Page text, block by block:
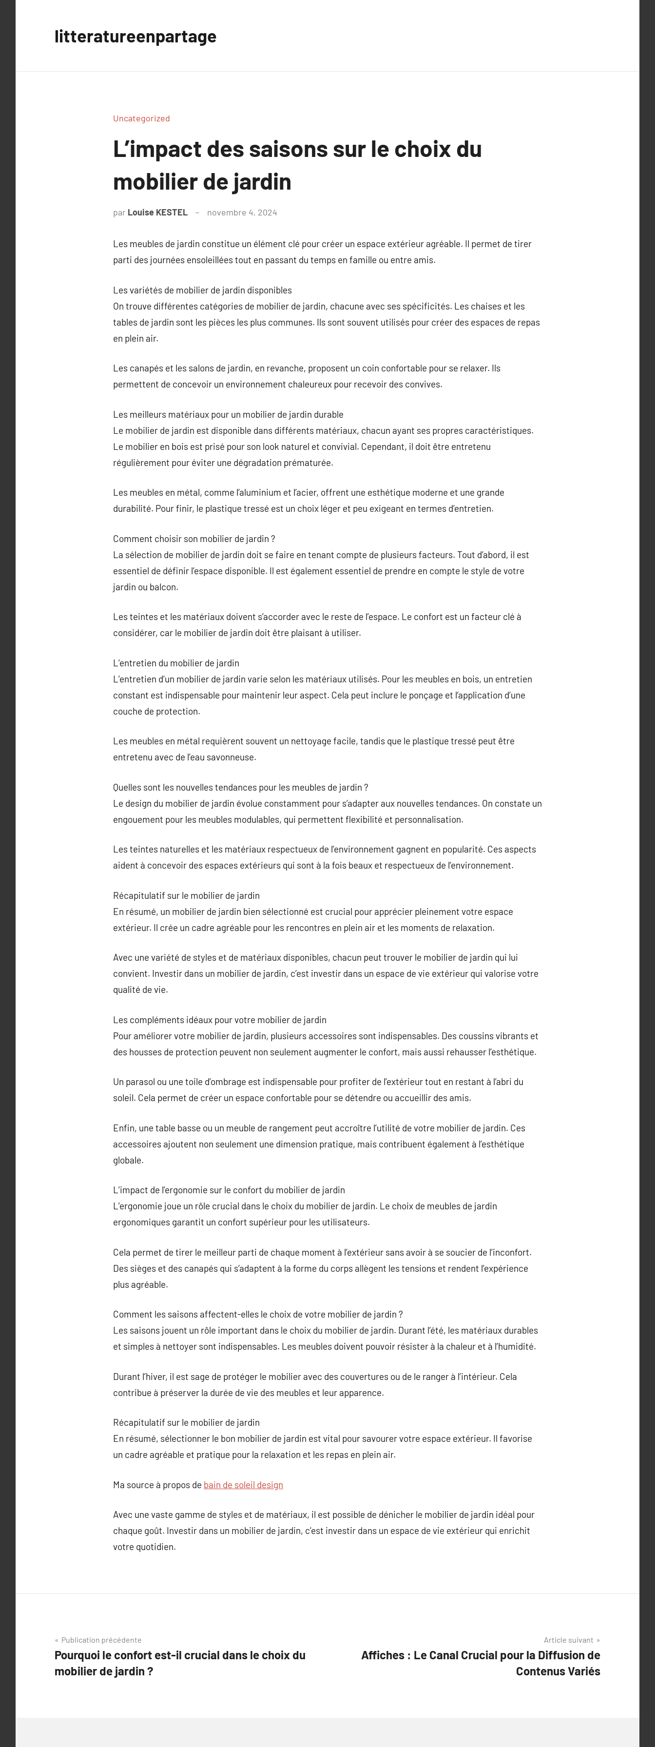
litteratureenpartage
Uncategorized
L’impact des saisons sur le choix du
mobilier de jardin
par Louise KESTEL novembre 4, 2024
Les meubles de jardin constitue un élément clé pour créer un espace extérieur agréable. Il permet de tirer
parti des journées ensoleillées tout en passant du temps en famille ou entre amis.
Les variétés de mobilier de jardin disponibles
On trouve différentes catégories de mobilier de jardin, chacune avec ses spécificités. Les chaises et les
tables de jardin sont les pièces les plus communes. Ils sont souvent utilisés pour créer des espaces de repas
en plein air.
Les canapés et les salons de jardin, en revanche, proposent un coin confortable pour se relaxer. Ils
permettent de concevoir un environnement chaleureux pour recevoir des convives.
Les meilleurs matériaux pour un mobilier de jardin durable
Le mobilier de jardin est disponible dans différents matériaux, chacun ayant ses propres caractéristiques.
Le mobilier en bois est prisé pour son look naturel et convivial. Cependant, il doit être entretenu
régulièrement pour éviter une dégradation prématurée.
Les meubles en métal, comme l’aluminium et l’acier, offrent une esthétique moderne et une grande
durabilité. Pour finir, le plastique tressé est un choix léger et peu exigeant en termes d’entretien.
Comment choisir son mobilier de jardin ?
La sélection de mobilier de jardin doit se faire en tenant compte de plusieurs facteurs. Tout d’abord, il est
essentiel de définir l’espace disponible. Il est également essentiel de prendre en compte le style de votre
jardin ou balcon.
Les teintes et les matériaux doivent s’accorder avec le reste de l’espace. Le confort est un facteur clé à
considérer, car le mobilier de jardin doit être plaisant à utiliser.
L’entretien du mobilier de jardin
L’entretien d’un mobilier de jardin varie selon les matériaux utilisés. Pour les meubles en bois, un entretien
constant est indispensable pour maintenir leur aspect. Cela peut inclure le ponçage et l’application d’une
couche de protection.
Les meubles en métal requièrent souvent un nettoyage facile, tandis que le plastique tressé peut être
entretenu avec de l’eau savonneuse.
Quelles sont les nouvelles tendances pour les meubles de jardin ?
Le design du mobilier de jardin évolue constamment pour s’adapter aux nouvelles tendances. On constate un
engouement pour les meubles modulables, qui permettent flexibilité et personnalisation.
Les teintes naturelles et les matériaux respectueux de l’environnement gagnent en popularité. Ces aspects
aident à concevoir des espaces extérieurs qui sont à la fois beaux et respectueux de l’environnement.
Récapitulatif sur le mobilier de jardin
En résumé, un mobilier de jardin bien sélectionné est crucial pour apprécier pleinement votre espace
extérieur. Il crée un cadre agréable pour les rencontres en plein air et les moments de relaxation.
Avec une variété de styles et de matériaux disponibles, chacun peut trouver le mobilier de jardin qui lui
convient. Investir dans un mobilier de jardin, c’est investir dans un espace de vie extérieur qui valorise votre
qualité de vie.
Les compléments idéaux pour votre mobilier de jardin
Pour améliorer votre mobilier de jardin, plusieurs accessoires sont indispensables. Des coussins vibrants et
des housses de protection peuvent non seulement augmenter le confort, mais aussi rehausser l’esthétique.
Un parasol ou une toile d’ombrage est indispensable pour profiter de l’extérieur tout en restant à l’abri du
soleil. Cela permet de créer un espace confortable pour se détendre ou accueillir des amis.
Enfin, une table basse ou un meuble de rangement peut accroître l’utilité de votre mobilier de jardin. Ces
accessoires ajoutent non seulement une dimension pratique, mais contribuent également à l’esthétique
globale.
L’impact de l’ergonomie sur le confort du mobilier de jardin
L’ergonomie joue un rôle crucial dans le choix du mobilier de jardin. Le choix de meubles de jardin
ergonomiques garantit un confort supérieur pour les utilisateurs.
Cela permet de tirer le meilleur parti de chaque moment à l’extérieur sans avoir à se soucier de l’inconfort.
Des sièges et des canapés qui s’adaptent à la forme du corps allègent les tensions et rendent l’expérience
plus agréable.
Comment les saisons affectent-elles le choix de votre mobilier de jardin ?
Les saisons jouent un rôle important dans le choix du mobilier de jardin. Durant l’été, les matériaux durables
et simples à nettoyer sont indispensables. Les meubles doivent pouvoir résister à la chaleur et à l’humidité.
Durant l’hiver, il est sage de protéger le mobilier avec des couvertures ou de le ranger à l’intérieur. Cela
contribue à préserver la durée de vie des meubles et leur apparence.
Récapitulatif sur le mobilier de jardin
En résumé, sélectionner le bon mobilier de jardin est vital pour savourer votre espace extérieur. Il favorise
un cadre agréable et pratique pour la relaxation et les repas en plein air.
Ma source à propos de bain de soleil design
Avec une vaste gamme de styles et de matériaux, il est possible de dénicher le mobilier de jardin idéal pour
chaque goût. Investir dans un mobilier de jardin, c’est investir dans un espace de vie extérieur qui enrichit
votre quotidien.
Navigation
de
l’article
Publication précédente
Pourquoi le confort est-il crucial dans le choix du
mobilier de jardin ?
Article suivant
Affiches : Le Canal Crucial pour la Diffusion de
Contenus Variés